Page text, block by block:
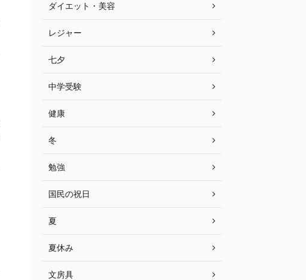
ダイエット・美容
レジャー
七夕
中学受験
健康
冬
勉強
国民の祝日
夏
夏休み
文房具